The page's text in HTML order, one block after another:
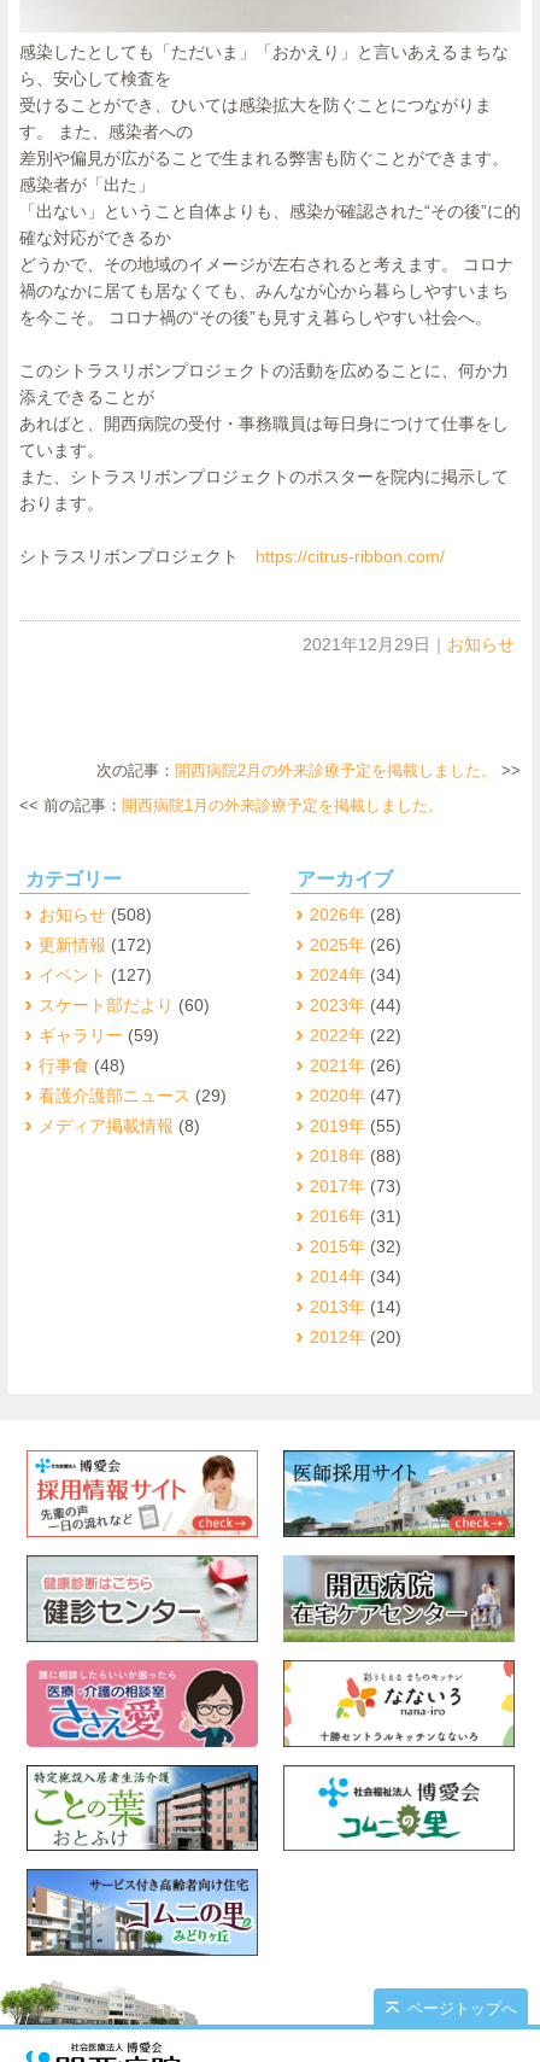
感染したとしても「ただいま」「おかえり」と言いあえるまちな
ら、安心して検査を
受けることができ、ひいては感染拡大を防ぐことにつながりま
す。 また、感染者への
差別や偏見が広がることで生まれる弊害も防ぐことができます。
感染者が「出た」
「出ない」ということ自体よりも、感染が確認された“その後”に的
確な対応ができるか
どうかで、その地域のイメージが左右されると考えます。 コロナ
禍のなかに居ても居なくても、みんなが心から暮らしやすいまち
を今こそ。 コロナ禍の“その後”も見すえ暮らしやすい社会へ。
このシトラスリボンプロジェクトの活動を広めることに、何か力
添えできることが
あればと、開西病院の受付・事務職員は毎日身につけて仕事をし
ています。
また、シトラスリボンプロジェクトのポスターを院内に掲示して
おります。
シトラスリボンプロジェクト https://citrus-ribbon.com/
2021年12月29日 ｜ お知らせ
次の記事： 開西病院2月の外来診療予定を掲載しました。
>>
<< 前の記事： 開西病院1月の外来診療予定を掲載しました。
カテゴリー
お知らせ (508)
更新情報 (172)
イベント (127)
スケート部だより (60)
ギャラリー (59)
行事食 (48)
看護介護部ニュース (29)
メディア掲載情報 (8)
アーカイブ
2026年(28)
2025年(26)
2024年(34)
2023年(44)
2022年(22)
2021年(26)
2020年(47)
2019年(55)
2018年(88)
2017年(73)
2016年(31)
2015年(32)
2014年(34)
2013年(14)
2012年(20)
ページトップへ